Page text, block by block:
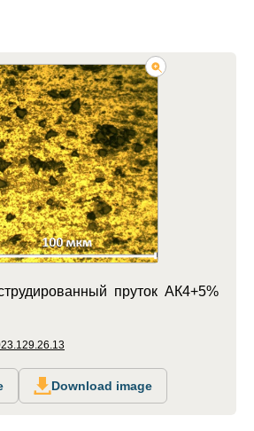
пруток АК4+5%
Download image